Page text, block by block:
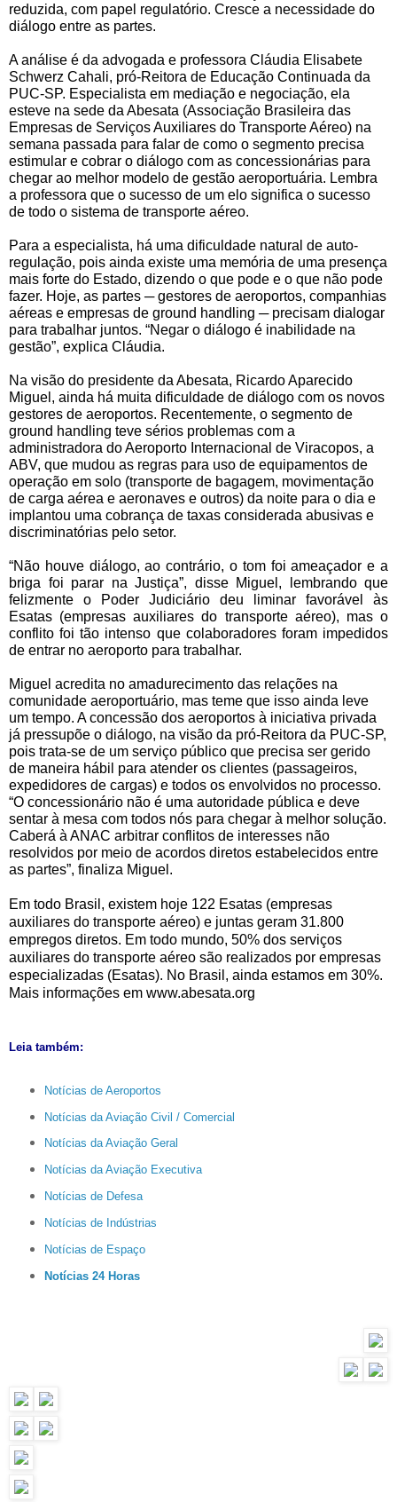
reduzida, com papel regulatório. Cresce a necessidade do
diálogo entre as partes.
A análise é da advogada e professora Cláudia Elisabete
Schwerz Cahali, pró-Reitora de Educação Continuada da
PUC-SP. Especialista em mediação e negociação, ela
esteve na sede da Abesata (Associação Brasileira das
Empresas de Serviços Auxiliares do Transporte Aéreo) na
semana passada para falar de como o segmento precisa
estimular e cobrar o diálogo com as concessionárias para
chegar ao melhor modelo de gestão aeroportuária. Lembra
a professora que o sucesso de um elo significa o sucesso
de todo o sistema de transporte aéreo.
Para a especialista, há uma dificuldade natural de auto-
regulação, pois ainda existe uma memória de uma presença
mais forte do Estado, dizendo o que pode e o que não pode
fazer. Hoje, as partes ─ gestores de aeroportos, companhias
aéreas e empresas de ground handling ─ precisam dialogar
para trabalhar juntos. “Negar o diálogo é inabilidade na
gestão”, explica Cláudia.
Na visão do presidente da Abesata, Ricardo Aparecido
Miguel, ainda há muita dificuldade de diálogo com os novos
gestores de aeroportos. Recentemente, o segmento de
ground handling teve sérios problemas com a
administradora do Aeroporto Internacional de Viracopos, a
ABV, que mudou as regras para uso de equipamentos de
operação em solo (transporte de bagagem, movimentação
de carga aérea e aeronaves e outros) da noite para o dia e
implantou uma cobrança de taxas considerada abusivas e
discriminatórias pelo setor.
“Não houve diálogo, ao contrário, o tom foi ameaçador e a
briga foi parar na Justiça”, disse Miguel, lembrando que
felizmente o Poder Judiciário deu liminar favorável às
Esatas (empresas auxiliares do transporte aéreo), mas o
conflito foi tão intenso que colaboradores foram impedidos
de entrar no aeroporto para trabalhar.
Miguel acredita no amadurecimento das relações na
comunidade aeroportuário, mas teme que isso ainda leve
um tempo. A concessão dos aeroportos à iniciativa privada
já pressupõe o diálogo, na visão da pró-Reitora da PUC-SP,
pois trata-se de um serviço público que precisa ser gerido
de maneira hábil para atender os clientes (passageiros,
expedidores de cargas) e todos os envolvidos no processo.
“O concessionário não é uma autoridade pública e deve
Caberá à ANAC arbitrar conflitos de interesses não
resolvidos por meio de acordos diretos estabelecidos entre
as partes”, finaliza Miguel.
Em todo Brasil, existem hoje 122 Esatas (empresas
auxiliares do transporte aéreo) e juntas geram 31.800
empregos diretos. Em todo mundo, 50% dos serviços
auxiliares do transporte aéreo são realizados por empresas
especializadas (Esatas). No Brasil, ainda estamos em 30%. ​
Mais informações em www.abesata.org
Leia também:
Notícias de Aeroportos
Notícias da Aviação Civil / Comercial
Notícias da Aviação Geral
Notícias da Aviação Executiva
Notícias de Defesa
Notícias de Indústrias
Notícias de Espaço
Notícias 24 Horas